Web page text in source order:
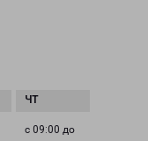
с 09:00 до